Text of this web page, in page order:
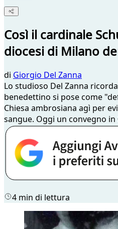
Così il cardinale
diocesi di Milano
di Giorgio Del Zanna
Lo studioso Del Zanna
benedettino si pose come
Chiesa ambrosiana agì per
sangue. Oggi un convegno in
4 min di lettura